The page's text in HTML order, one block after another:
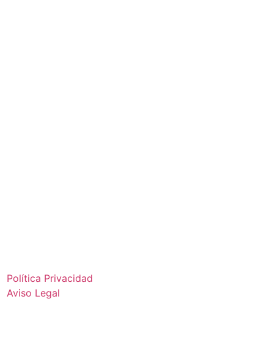
Política Privacidad
Aviso Legal